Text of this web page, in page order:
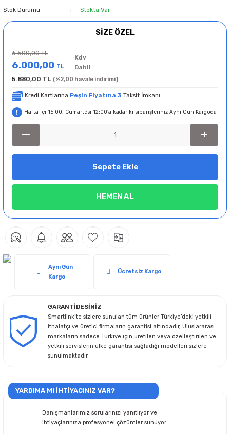
Stok Durumu
Stokta Var
SİZE ÖZEL
6.500,00 TL
6.000,00 TL
Kdv
Dahil
5.880,00 TL (%2,00 havale indirimi)
Kredi Kartlarına Peşin Fiyatına 3 Taksit İmkanı
Hafta içi 15:00, Cumartesi 12:00’a kadar ki siparişleriniz Aynı Gün Kargoda
Sepete Ekle
HEMEN AL
Aynı Gün
Kargo
Ücretsiz Kargo
GARANTİDESİNİZ
Smartlink’te sizlere sunulan tüm ürünler Türkiye’deki yetkili
ithalatçı ve üretici firmaların garantisi altındadır, Uluslararası
markaların sadece Türkiye için üretilen veya özelleştirilen ve
yetkili servislerin ülke garantisi sağladığı modelleri sizlere
sunulmaktadır.
YARDIMA MI İHTİYACINIZ VAR?
Danışmanlarımız sorularınızı yanıtlıyor ve
ihtiyaçlarınıza profesyonel çözümler sunuyor.